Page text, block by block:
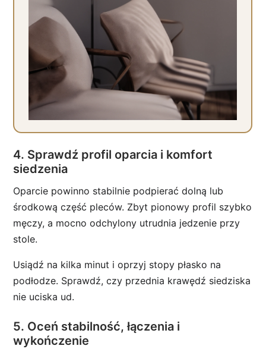
4. Sprawdź profil oparcia i komfort
siedzenia
Oparcie powinno stabilnie podpierać dolną lub
środkową część pleców. Zbyt pionowy profil szybko
męczy, a mocno odchylony utrudnia jedzenie przy
stole.
Usiądź na kilka minut i oprzyj stopy płasko na
podłodze. Sprawdź, czy przednia krawędź siedziska
nie uciska ud.
5. Oceń stabilność, łączenia i
wykończenie